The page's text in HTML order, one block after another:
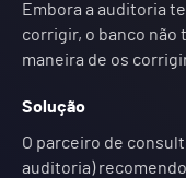
Embora a auditoria
corrigir, o banco não
maneira de os
Solução
O parceiro de
auditoria)